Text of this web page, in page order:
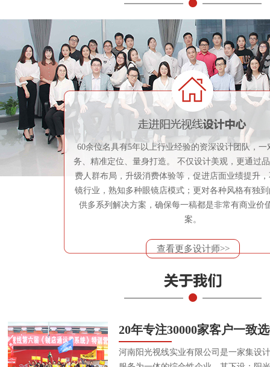
60余位名具有5年以上行业经验的资深设计团队，一
务、精准定位、量身打造。 不仅设计美观，更通过
费人群布局，升级消费体验等，促进店面业绩提升
镜行业，熟知多种眼镜店模式；更对各种风格有独
供多系列解决方案，确保每一稿都是非常有商业价
案。
查看更多设计师>>
20年专注30000家客户一致
河南阳光视线实业有限公司是一家集设